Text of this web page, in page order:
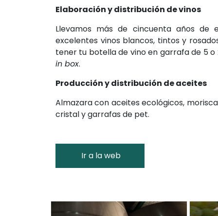
Elaboración y distribución de vinos
Llevamos más de cincuenta años de
excelentes vinos blancos, tintos y
tener tu botella de vino en garrafa de 5
in box.
Producción y distribución de aceites
Almazara con aceites ecológicos,
cristal y garrafas de pet.
Ir a la web